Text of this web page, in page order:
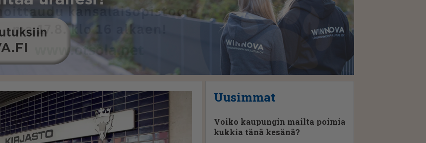
Uusimmat
Voiko kaupungin mailta poimia
kukkia tänä kesänä?